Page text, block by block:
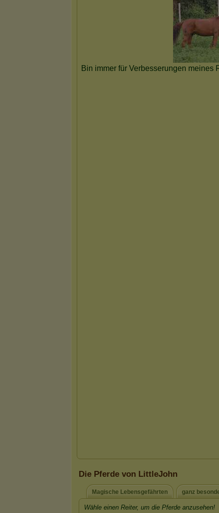
Die Pferde von LittleJohn
Magische Lebensgefährten ganz
Wähle einen Reiter, um die Pferde anzusehen!